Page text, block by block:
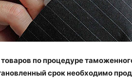
по процедуре
срок необходимо